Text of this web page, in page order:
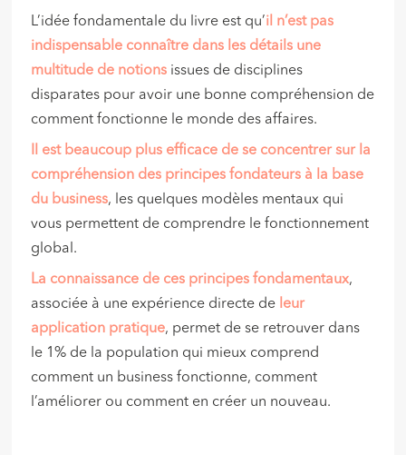
L’idée fondamentale du livre est qu’il n’est pas
indispensable connaître dans les détails une
multitude de notions issues de disciplines
disparates pour avoir une bonne compréhension de
comment fonctionne le monde des affaires.
Il est beaucoup plus efficace de se concentrer sur la
compréhension des principes fondateurs à la base
du business, les quelques modèles mentaux qui
vous permettent de comprendre le fonctionnement
global.
La connaissance de ces principes fondamentaux,
associée à une expérience directe de leur
application pratique, permet de se retrouver dans
le 1% de la population qui mieux comprend
comment un business fonctionne, comment
l’améliorer ou comment en créer un nouveau.